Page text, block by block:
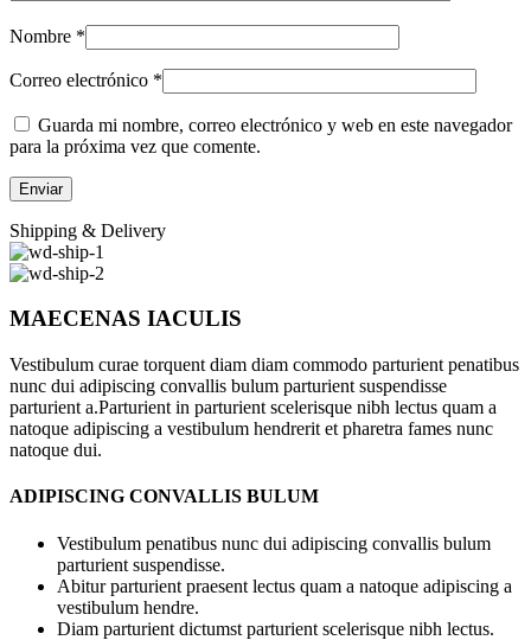
Nombre *
Correo electrónico *
Guarda mi nombre, correo electrónico y web en este navegador
para la próxima vez que comente.
Shipping & Delivery
MAECENAS IACULIS
Vestibulum curae torquent diam diam commodo parturient penatibus
nunc dui adipiscing convallis bulum parturient suspendisse
parturient a.Parturient in parturient scelerisque nibh lectus quam a
natoque adipiscing a vestibulum hendrerit et pharetra fames nunc
natoque dui.
ADIPISCING CONVALLIS BULUM
Vestibulum penatibus nunc dui adipiscing convallis bulum
parturient suspendisse.
Abitur parturient praesent lectus quam a natoque adipiscing a
vestibulum hendre.
Diam parturient dictumst parturient scelerisque nibh lectus.